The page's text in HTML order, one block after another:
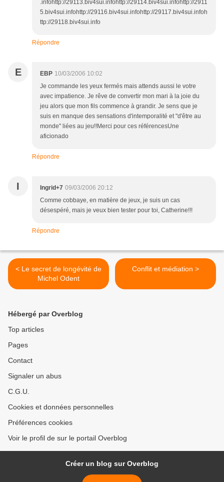
Répondre
E EBP 10/03/2006 10:02
Je commande les yeux fermés mais attends aussi le votre
avec impatience. Je rêve de convertir mon mari à la joie du
jeu alors que mon fils commence à grandir. Je sens que je
suis en manque des sensations d'intemporalité et "d'être au
monde" liées au jeu!!Merci pour ces référencesUne
aficionado
Répondre
I Ingrid+7 09/03/2006 20:12
Comme cobbaye, en matière de jeux, je suis un cas
désespéré, mais je veux bien tester pour toi, Catherine!!!
Répondre
< Le secret de longévité de
Michel Odent
Conflit et médiation >
Hébergé par Overblog
Top articles
Pages
Contact
Signaler un abus
C.G.U.
Cookies et données personnelles
Préférences cookies
Voir le profil de sur le portail Overblog
Créer un blog sur Overblog